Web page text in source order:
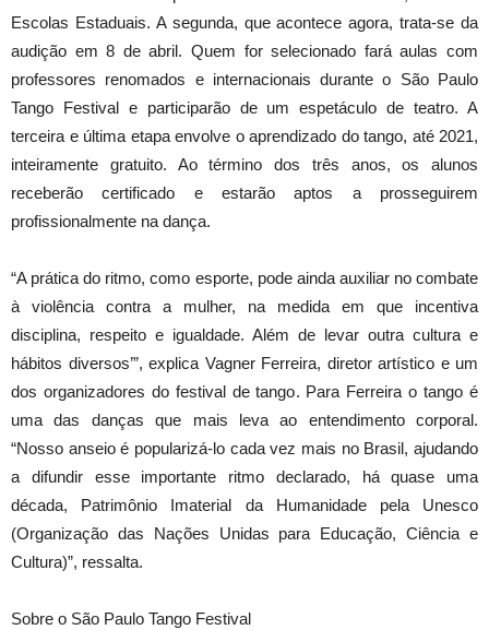
Escolas Estaduais. A segunda, que acontece agora, trata-se da
audição em 8 de abril. Quem for selecionado fará aulas com
professores renomados e internacionais durante o São Paulo
Tango Festival e participarão de um espetáculo de teatro. A
terceira e última etapa envolve o aprendizado do tango, até 2021,
inteiramente gratuito. Ao término dos três anos, os alunos
receberão certificado e estarão aptos a prosseguirem
profissionalmente na dança.
“A prática do ritmo, como esporte, pode ainda auxiliar no combate
à violência contra a mulher, na medida em que incentiva
disciplina, respeito e igualdade. Além de levar outra cultura e
hábitos diversos’”, explica Vagner Ferreira, diretor artístico e um
dos organizadores do festival de tango. Para Ferreira o tango é
uma das danças que mais leva ao entendimento corporal.
“Nosso anseio é popularizá-lo cada vez mais no Brasil, ajudando
a difundir esse importante ritmo declarado, há quase uma
década, Patrimônio Imaterial da Humanidade pela Unesco
(Organização das Nações Unidas para Educação, Ciência e
Cultura)”, ressalta.
Sobre o São Paulo Tango Festival